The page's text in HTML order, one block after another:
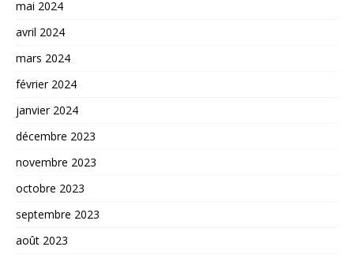
mai 2024
avril 2024
mars 2024
février 2024
janvier 2024
décembre 2023
novembre 2023
octobre 2023
septembre 2023
août 2023